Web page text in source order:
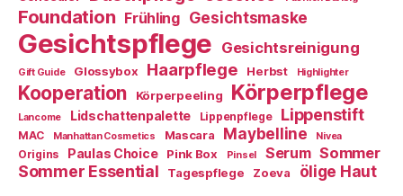
Foundation Frühling Gesichtsmaske
Gesichtspflege Gesichtsreinigung
Gift Guide Glossybox Haarpflege Herbst Highlighter
Kooperation Körperpeeling Körperpflege
Lancome Lidschattenpalette Lippenpflege Lippenstift
MAC Manhattan Cosmetics Mascara Maybelline Nivea
Origins Paulas Choice Pink Box Pinsel Serum Sommer
Sommer Essential Tagespflege Zoeva ölige Haut